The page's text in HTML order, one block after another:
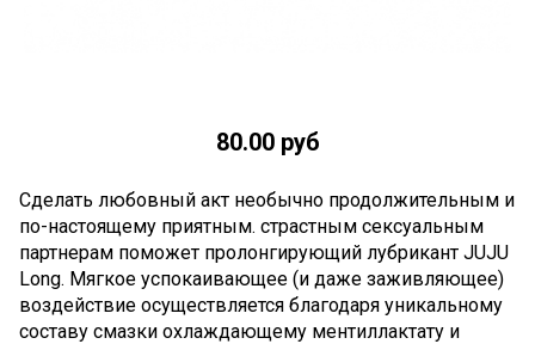
80.00 руб
Сделать любовный акт необычно продолжительным и
по-настоящему приятным. страстным сексуальным
партнерам поможет пролонгирующий лубрикант JUJU
Long. Мягкое успокаивающее (и даже заживляющее)
воздействие осуществляется благодаря уникальному
составу смазки охлаждающему ментиллактату и